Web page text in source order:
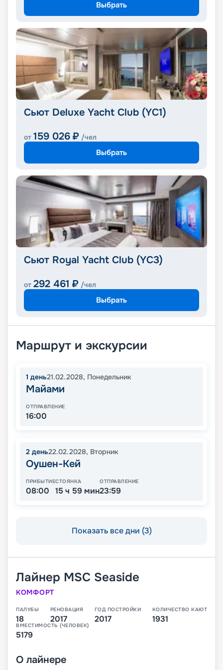
Выбрать
Сьют Deluxe Yacht Club (YC1)
от 159 026 ₽ /чел
Выбрать
Сьют Royal Yacht Club (YC3)
от 292 461 ₽ /чел
Выбрать
Маршрут и экскурсии
1 день21.02.2028, Понедельник
Майами
ОТПРАВЛЕНИЕ
16:00
2 день22.02.2028, Вторник
Оушен-Кей
ПРИБЫТИЕ
08:00
СТОЯНКА
15 ч 59 мин
ОТПРАВЛЕНИЕ
23:59
Показать все дни (3)
Лайнер MSC Seaside
КОМФОРТ
ПАЛУБЫ
18
РЕНОВАЦИЯ
2017
ГОД ПОСТРОЙКИ
2017
КОЛИЧЕСТВО КАЮТ
1931
ВМЕСТИМОСТЬ (ЧЕЛОВЕК)
5179
О лайнере